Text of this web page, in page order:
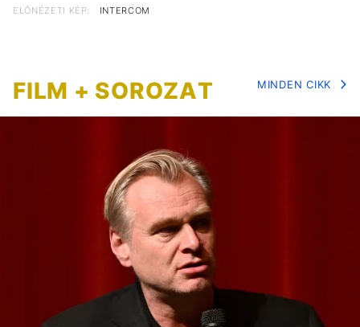
ELŐNÉZETI KÉP: INTERCOM
FILM + SOROZAT MINDEN CIKK